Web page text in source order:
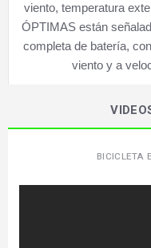
viento, temperatura
ÓPTIMAS están
completa de batería,
viento y a
BICICLETA